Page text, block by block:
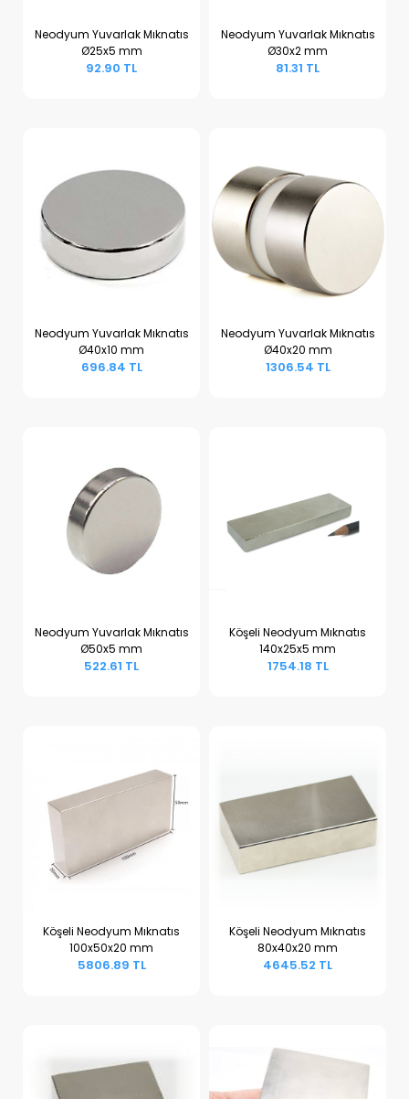
Sepete Ekle
Neodyum Yuvarlak Mıknatıs
Ø25x5 mm
92.90 TL
Sepete Ekle
Neodyum Yuvarlak Mıknatıs
Ø30x2 mm
81.31 TL
Sepete Ekle
Neodyum Yuvarlak Mıknatıs
Ø40x10 mm
696.84 TL
Sepete Ekle
Neodyum Yuvarlak Mıknatıs
Ø40x20 mm
1306.54 TL
Sepete Ekle
Neodyum Yuvarlak Mıknatıs
Ø50x5 mm
522.61 TL
Sepete Ekle
Köşeli Neodyum Mıknatıs
140x25x5 mm
1754.18 TL
Sepete Ekle
Köşeli Neodyum Mıknatıs
100x50x20 mm
5806.89 TL
Sepete Ekle
Köşeli Neodyum Mıknatıs
80x40x20 mm
4645.52 TL